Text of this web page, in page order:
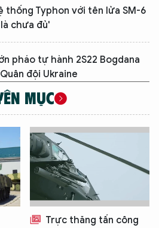
thống Typhon với tên lửa SM-6
chưa đủ'
pháo tự hành 2S22 Bogdana
đội Ukraine
MỤC
Trực thăng tấn công